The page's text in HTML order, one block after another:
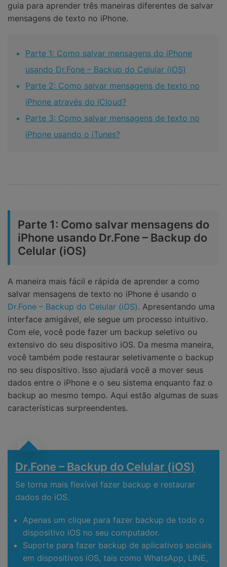
guia para aprender três maneiras diferentes de salvar
mensagens de texto no iPhone.
Parte 1: Como salvar mensagens do iPhone
usando Dr.Fone – Backup do Celular (iOS)
Parte 2: Como salvar mensagens de texto no
iPhone através do iCloud?
Parte 3: Como salvar mensagens de texto no
iPhone usando o iTunes?
Parte 1: Como salvar mensagens do
iPhone usando Dr.Fone – Backup do
Celular (iOS)
A maneira mais fácil e rápida de aprender a como
salvar mensagens de texto no iPhone é usando o
Dr.Fone – Backup do Celular (iOS). Apresentando uma
interface amigável, ele segue um processo intuitivo.
Com ele, você pode fazer um backup seletivo ou
extensivo do seu dispositivo iOS. Da mesma maneira,
você também pode restaurar seletivamente o backup
no seu dispositivo. Isso ajudará você a mover seus
dados entre o iPhone e o seu sistema enquanto faz o
backup ao mesmo tempo. Aqui estão algumas de suas
características surpreendentes.
Dr.Fone – Backup do Celular (iOS)
Se torna mais flexível fazer backup e restaurar
dados do iOS.
Apenas um clique para fazer backup de todo o
dispositivo iOS no seu computador.
Suporte para fazer backup de aplicativos sociais
em dispositivos iOS, tais como WhatsApp, LINE,